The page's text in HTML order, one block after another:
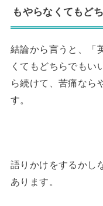
もやらなくてもど
結論から言うと、「
くてもどちらでもい
ら続けて、苦痛なら
す。
語りかけをするかし
あります。